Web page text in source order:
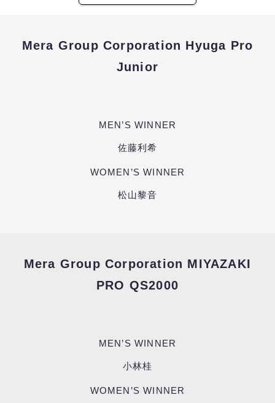
Mera Group Corporation Hyuga Pro
Junior
MEN’S WINNER
佐藤利希
WOMEN’S WINNER
松山黎音
Mera Group Corporation MIYAZAKI
PRO QS2000
MEN’S WINNER
小林桂
WOMEN’S WINNER